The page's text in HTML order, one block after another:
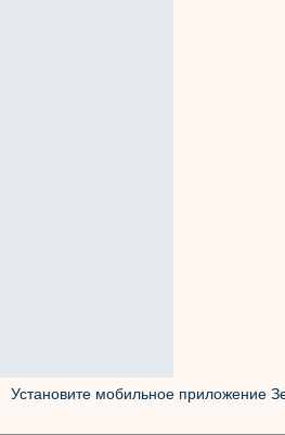
Установите мобильное приложение